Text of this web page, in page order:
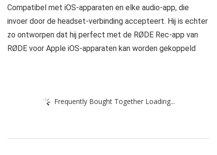
Compatibel met iOS-apparaten en elke audio-app, die
invoer door de headset-verbinding accepteert. Hij is echter
zo ontworpen dat hij perfect met de RØDE Rec-app van
RØDE voor Apple iOS-apparaten kan worden gekoppeld
Frequently Bought Together Loading...